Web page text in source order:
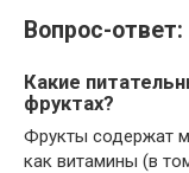
Вопрос-ответ:
Какие
фруктах?
Фрукты содержат
как витамины (в